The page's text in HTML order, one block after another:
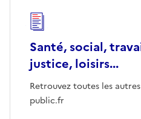
Santé, social,
justice, loisirs...
Retrouvez toutes les
public.fr